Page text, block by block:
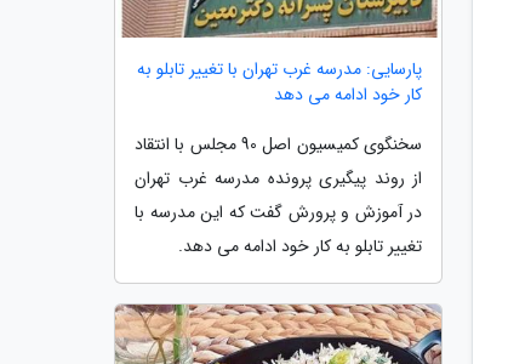
پارسایی: مدرسه غرب تهران با تغییر تابلو به
کار خود ادامه می دهد
سخنگوی کمیسیون اصل 90 مجلس با انتقاد
از روند پیگیری پرونده مدرسه غرب تهران
در آموزش و پرورش گفت که این مدرسه با
تغییر تابلو به کار خود ادامه می دهد.